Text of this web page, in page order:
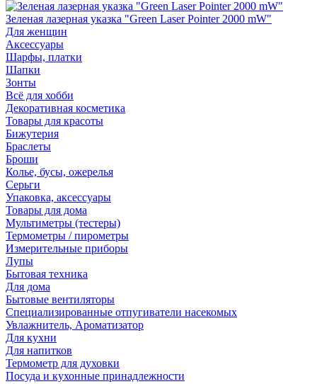
Зеленая лазерная указка "Green Laser Pointer 2000 mW"
Для женщин
Аксессуары
Шарфы, платки
Шапки
Зонты
Всё для хобби
Декоративная косметика
Товары для красоты
Бижутерия
Браслеты
Броши
Колье, бусы, ожерелья
Серьги
Упаковка, аксессуары
Товары для дома
Мультиметры (тестеры)
Термометры / пирометры
Измерительные приборы
Лупы
Бытовая техника
Для дома
Бытовые вентиляторы
Специализированные отпугиватели насекомых
Увлажнитель, Ароматизатор
Для кухни
Для напитков
Термометр для духовки
Посуда и кухонные принадлежности